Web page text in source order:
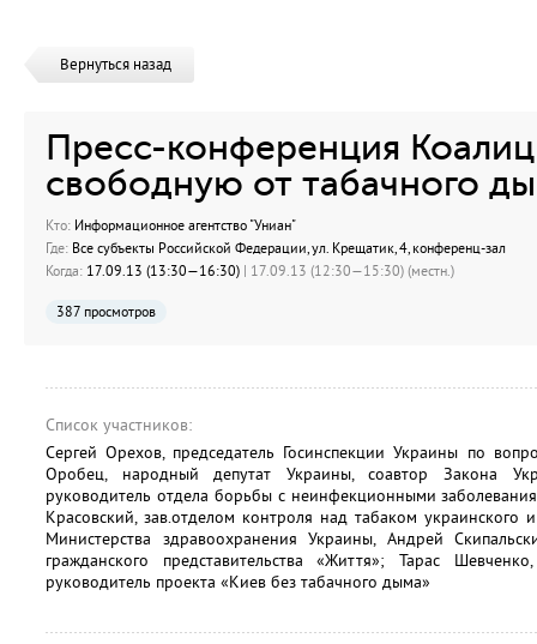
Вернуться назад
Пресс-конференция
свободную от табачного
Кто: Информационное агентство "Униан"
Где: Все субъекты Российской Федерации, ул. Крещатик, 4, конференц-зал
Когда: 17.09.13 (13:30—16:30) | 17.09.13 (12:30—15:30) (местн.)
387 просмотров
Список участников:
Сергей Орехов, председатель Госинспекции Украины по
Оробец, народный депутат Украины, соавтор Закона
руководитель отдела борьбы с неинфекционными
Красовский, зав.отделом контроля над табаком украинского
Министерства здравоохранения Украины, Андрей
гражданского представительства «Життя»; Тарас
руководитель проекта «Киев без табачного дыма»